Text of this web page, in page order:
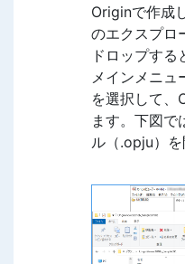
Originで作成
のエクスプロ
ドロップする
メインメニュ
を選択して、
ます。下図で
ル（.opju）を